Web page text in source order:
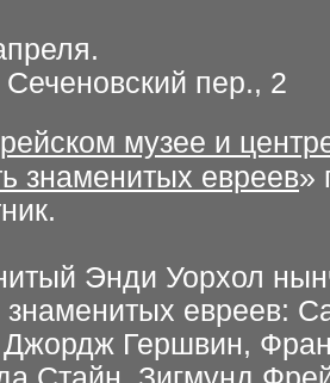
пер., 2
музее и
знаменитых евреев»
Энди Уорхол
знаменитых евреев:
Джордж Гершвин,